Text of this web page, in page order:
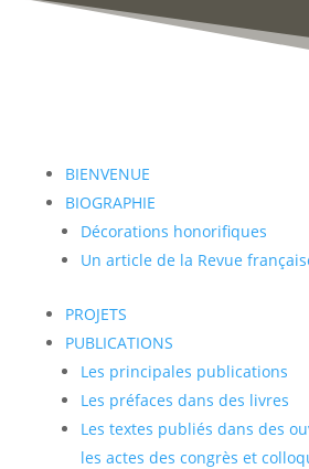
BIENVENUE
BIOGRAPHIE
Décorations honorifiques
Un article de la Revue
PROJETS
PUBLICATIONS
Les principales publications
Les préfaces dans des livres
Les textes publiés dans des
les actes des congrès et